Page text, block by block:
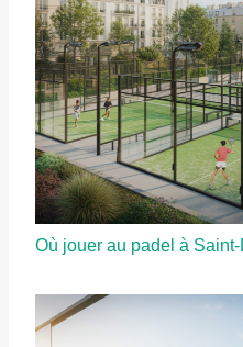
Où jouer au padel à